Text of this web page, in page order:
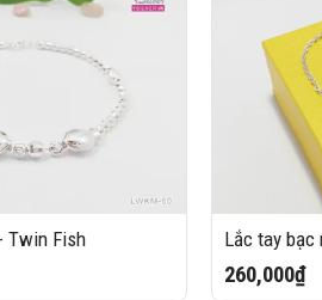
Twin Fish Lắc tay
260,000₫